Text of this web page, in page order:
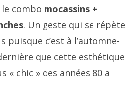
combo mocassins +
. Un geste qui se répète
puisque c’est à l’automne-
que cette esthétique
« chic » des années 80 a